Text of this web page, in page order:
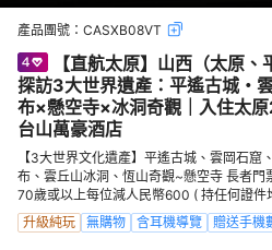
產品團號： CASXB08VT
【直航太原】山西（太原、
探訪3大世界遺產：平遙古城・
布×懸空寺×冰洞奇觀｜入住太
台山萬豪酒店
【3大世界文化遺產】平遙古城、雲岡石
布、雲丘山冰洞、恆山奇觀~懸空寺 長者
70歲或以上每位減人民幣600 ( 持任何證件
升級純玩
無購物 含耳機導覽 贈送手機